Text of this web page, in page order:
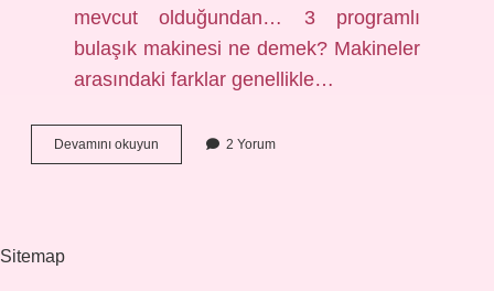
mevcut olduğundan… 3 programlı
bulaşık makinesi ne demek? Makineler
arasındaki farklar genellikle…
Devamını okuyun
Makinesi
2 Yorum
Sitemap